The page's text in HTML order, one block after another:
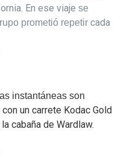
En ese viaje se
prometió repetir cada
instantáneas son
un carrete Kodac Gold
cabaña de Wardlaw.